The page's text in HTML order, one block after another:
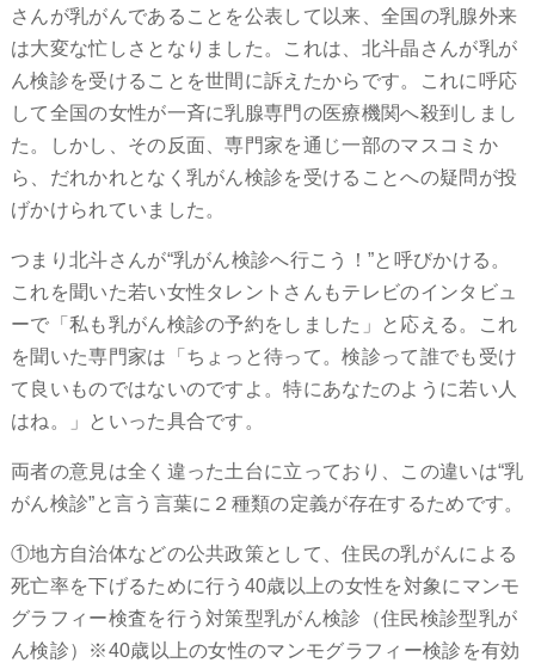
さんが乳がんであることを公表して以来、全国の乳腺外来
は大変な忙しさとなりました。これは、北斗晶さんが乳が
ん検診を受けることを世間に訴えたからです。これに呼応
して全国の女性が一斉に乳腺専門の医療機関へ殺到しまし
た。しかし、その反面、専門家を通じ一部のマスコミか
ら、だれかれとなく乳がん検診を受けることへの疑問が投
げかけられていました。
つまり北斗さんが“乳がん検診へ行こう！”と呼びかける。
これを聞いた若い女性タレントさんもテレビのインタビュ
ーで「私も乳がん検診の予約をしました」と応える。これ
を聞いた専門家は「ちょっと待って。検診って誰でも受け
て良いものではないのですよ。特にあなたのように若い人
はね。」といった具合です。
両者の意見は全く違った土台に立っており、この違いは“乳
がん検診”と言う言葉に２種類の定義が存在するためです。
①地方自治体などの公共政策として、住民の乳がんによる
死亡率を下げるために行う40歳以上の女性を対象にマンモ
グラフィー検査を行う対策型乳がん検診（住民検診型乳が
ん検診）※40歳以上の女性のマンモグラフィー検診を有効